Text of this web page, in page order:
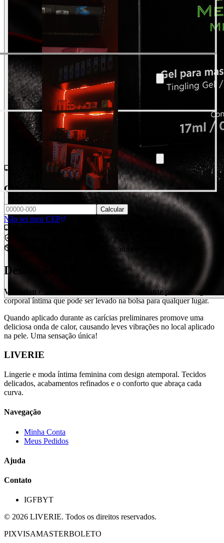
Calcular frete e prazo
Calcular
Não sei meu CEP
Pagamento seguro via Mercado Pago
Embalagem discreta e troca facilitada em 30 dias
Descrição
Vibration é um estimulante feminino eletrizante para massagem
corporal íntima que pode ser levado na bolsa para qualquer lugar.
Quando aplicado durante as carícias preliminares promove uma
deliciosa onda de calor, causando leves vibrações no local aplicado
na pele. Uma sensação única!
LIVERIE
Lingerie e moda íntima feminina com design atemporal. Tecidos
delicados, acabamentos refinados e o conforto que abraça cada
curva.
Navegação
Minha Conta
Meus Pedidos
Ajuda
Contato
IGFBYT
© 2026 LIVERIE. Todos os direitos reservados.
PIXVISAMASTERBOLETO